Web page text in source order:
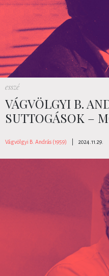
esszé
VÁGVÖLGYI B.
SUTTOGÁSOK –
Vágvölgyi B. András (1959) 2024.11.29.